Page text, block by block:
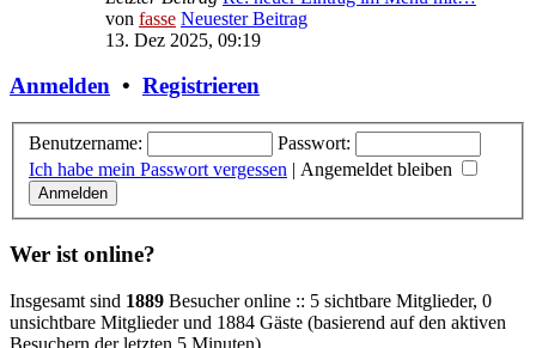
von fasse Neuester Beitrag
13. Dez 2025, 09:19
Anmelden • Registrieren
Benutzername:
Passwort:
Ich habe mein Passwort vergessen | Angemeldet bleiben
Wer ist online?
Insgesamt sind 1889 Besucher online :: 5 sichtbare Mitglieder, 0
unsichtbare Mitglieder und 1884 Gäste (basierend auf den aktiven
Besuchern der letzten 5 Minuten)